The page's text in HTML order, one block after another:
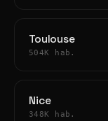
Toulouse
504K hab.
Nice
348K hab.